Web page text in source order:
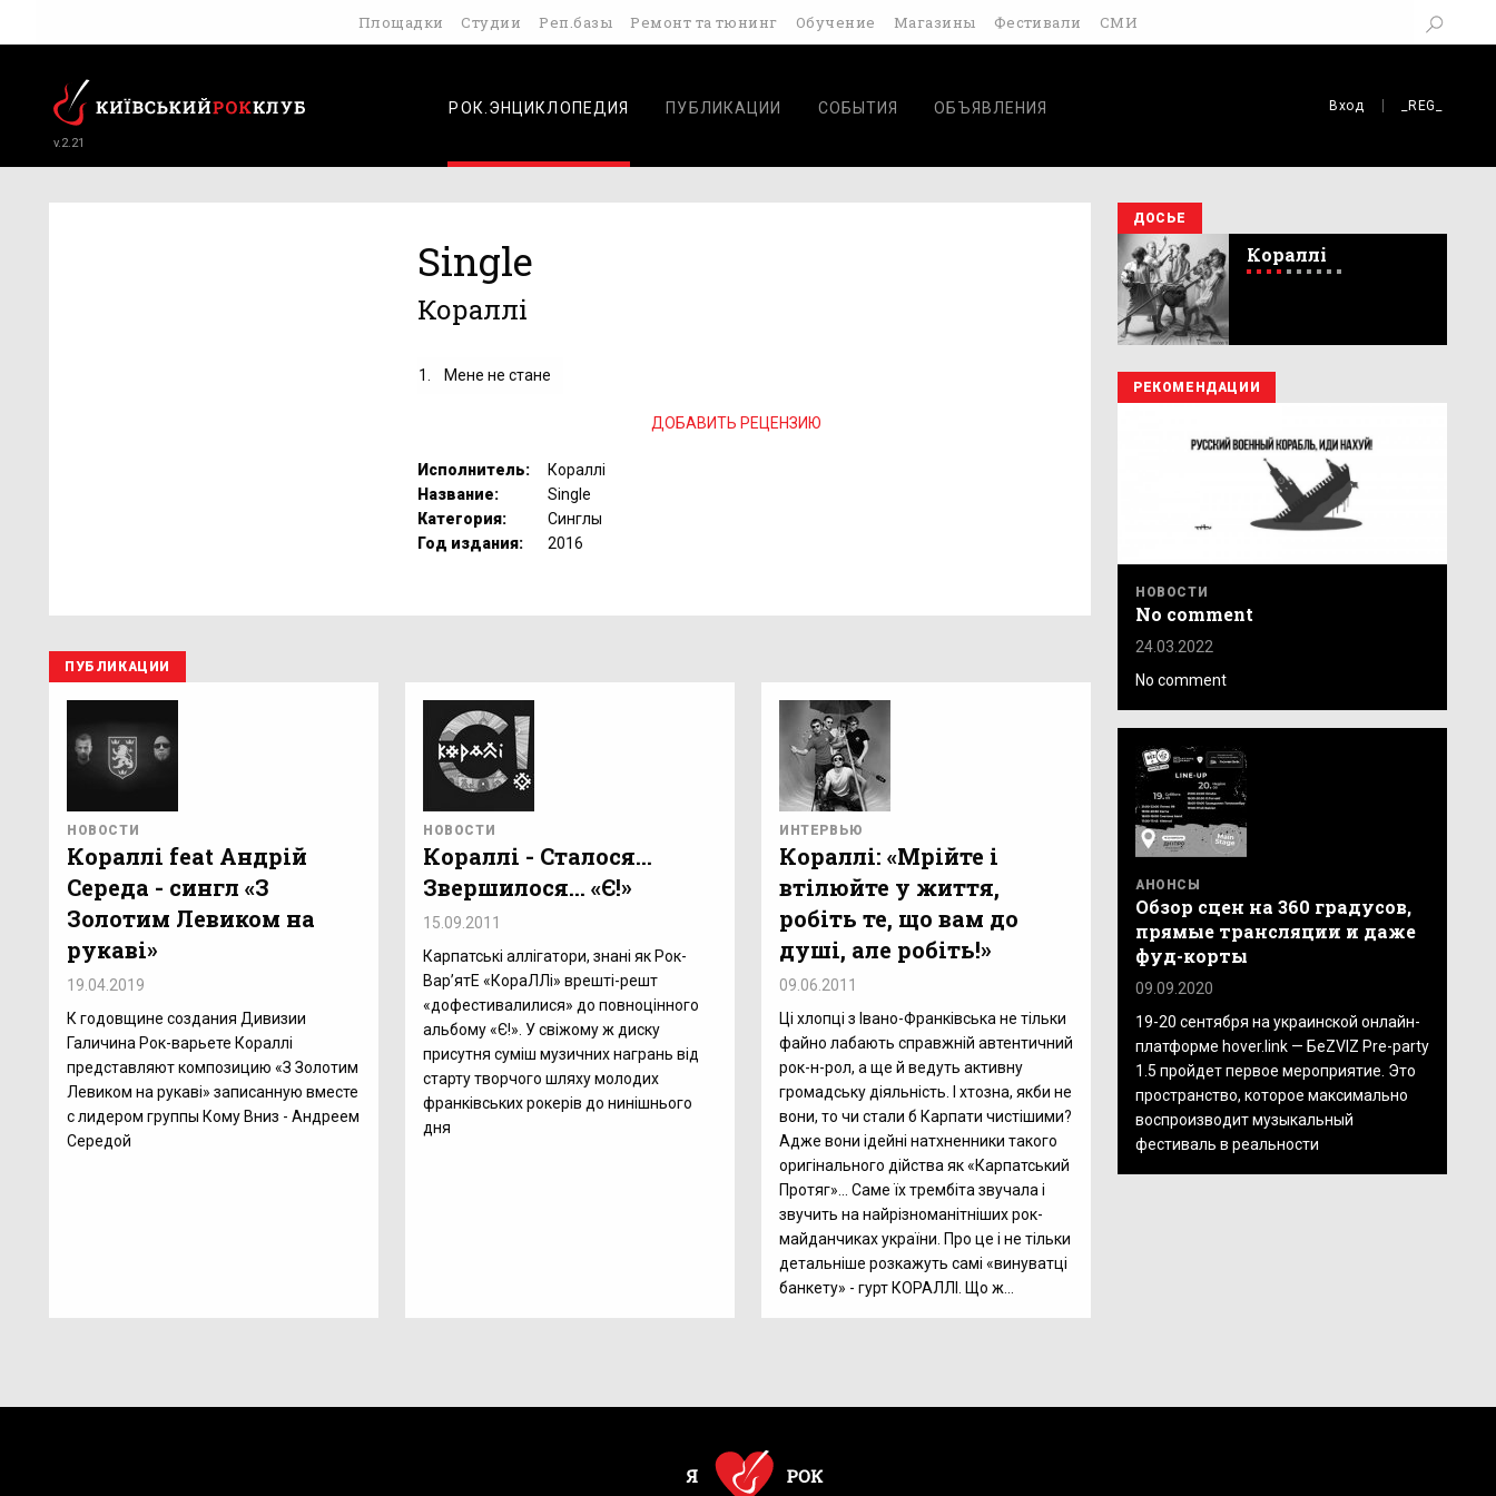
Площадки Студии Реп.базы Ремонт та тюнинг Обучение Магазины Фестивали СМИ
v.2.21
РОК.ЭНЦИКЛОПЕДИЯ ПУБЛИКАЦИИ СОБЫТИЯ ОБЪЯВЛЕНИЯ Вход _REG_
Single
Кораллі
1. Мене не стане
ДОБАВИТЬ РЕЦЕНЗИЮ
Исполнитель:
Кораллі
Название:
Single
Категория:
Синглы
Год издания:
2016
ПУБЛИКАЦИИ
НОВОСТИ
Кораллі feat Андрій
Середа - сингл «З
Золотим Левиком на
рукаві»
19.04.2019
К годовщине создания Дивизии
Галичина Рок-варьете Кораллі
представляют композицию «З Золотим
Левиком на рукаві» записанную вместе
с лидером группы Кому Вниз - Андреем
Середой
НОВОСТИ
Кораллі - Сталося...
Звершилося... «Є!»
15.09.2011
Карпатські аллігатори, знані як Рок-
Вар’ятЕ «КораЛЛі» врешті-решт
«дофестивалилися» до повноцінного
альбому «Є!». У свіжому ж диску
присутня суміш музичних награнь від
старту творчого шляху молодих
франківських рокерів до нинішнього
дня
ИНТЕРВЬЮ
Кораллі: «Мрійте і
втілюйте у життя,
робіть те, що вам до
душі, але робіть!»
09.06.2011
Ці хлопці з Івано-Франківська не тільки
файно лабають справжній автентичний
рок-н-рол, а ще й ведуть активну
громадську діяльність. І хтозна, якби не
вони, то чи стали б Карпати чистішими?
Адже вони ідейні натхненники такого
оригінального дійства як «Карпатський
Протяг»... Саме їх трембіта звучала і
звучить на найрізноманітніших рок-
майданчиках україни. Про це і не тільки
детальніше розкажуть самі «винуватці
банкету» - гурт КОРАЛЛІ. Що ж...
ДОСЬЕ
Кораллі
РЕКОМЕНДАЦИИ
НОВОСТИ
No comment
24.03.2022
No comment
АНОНСЫ
Обзор сцен на 360 градусов,
прямые трансляции и даже
фуд-корты
09.09.2020
19-20 сентября на украинской онлайн-
платформе hover.link — БеZVIZ Pre-party
1.5 пройдет первое мероприятие. Это
пространство, которое максимально
воспроизводит музыкальный
фестиваль в реальности